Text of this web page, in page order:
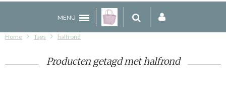
MENU
Home Tags halfrond
Producten getagd met halfrond